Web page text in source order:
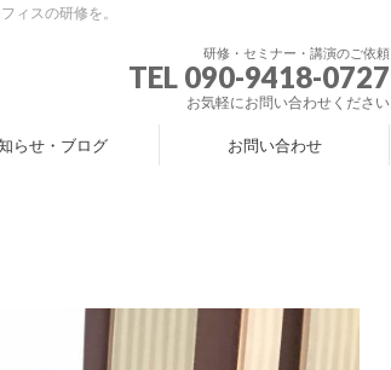
ィスの研修を。
研修・セミナー・講演のご依頼
TEL 090-9418-0727
お気軽にお問い合わせください
らせ・ブログ お問い合わせ